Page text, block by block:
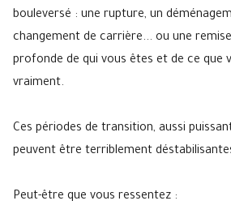
bouleversé : une rupture, un
changement de carrière... ou une
profonde de qui vous êtes et de ce que
vraiment.
Ces périodes de transition, aussi
peuvent être terriblement
Peut-être que vous ressentez :